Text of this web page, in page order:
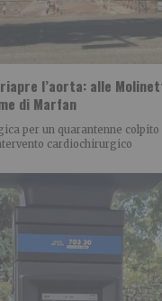
l’aorta: alle
di Marfan
per un quarantenne colpito
cardiochirurgico